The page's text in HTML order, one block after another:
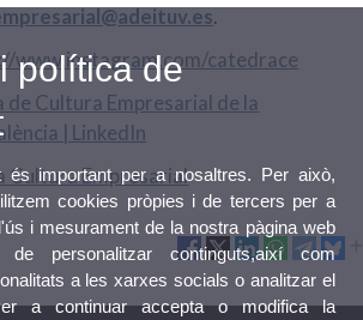
.
www.instagram.com/catedrace
de Cultura Empresarial de la
| LinkedIn
Cultura Empresarial
política de
és important per a nosaltres. Per això,
cookies pròpies i de tercers per a
i mesurament de la nostra pàgina web
personalitzar continguts,així com
a les xarxes socials o analitzar el
a continuar accepta o modifica la